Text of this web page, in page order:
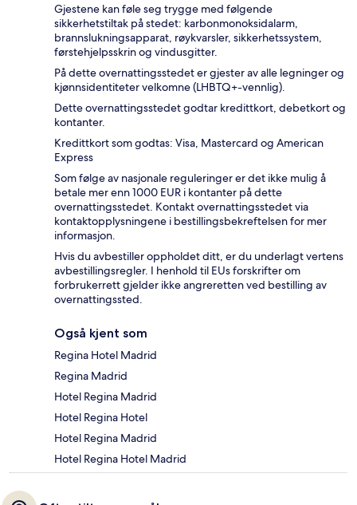
Gjestene kan føle seg trygge med følgende
sikkerhetstiltak på stedet: karbonmonoksidalarm,
brannslukningsapparat, røykvarsler, sikkerhetssystem,
førstehjelpsskrin og vindusgitter.
På dette overnattingsstedet er gjester av alle legninger og
kjønnsidentiteter velkomne (LHBTQ+-vennlig).
Dette overnattingsstedet godtar kredittkort, debetkort og
kontanter.
Kredittkort som godtas: Visa, Mastercard og American
Express
Som følge av nasjonale reguleringer er det ikke mulig å
betale mer enn 1000 EUR i kontanter på dette
overnattingsstedet. Kontakt overnattingsstedet via
kontaktopplysningene i bestillingsbekreftelsen for mer
informasjon.
Hvis du avbestiller oppholdet ditt, er du underlagt vertens
avbestillingsregler. I henhold til EUs forskrifter om
forbrukerrett gjelder ikke angreretten ved bestilling av
overnattingssted.
Også kjent som
Regina Hotel Madrid
Regina Madrid
Hotel Regina Madrid
Hotel Regina Hotel
Hotel Regina Madrid
Hotel Regina Hotel Madrid